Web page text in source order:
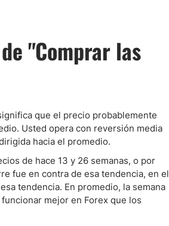
"Comprar las
que el precio probablemente
Usted opera con reversión media
hacia el promedio.
de hace 13 y 26 semanas, o por
fue en contra de esa tendencia, en el
tendencia. En promedio, la semana
mejor en Forex que los